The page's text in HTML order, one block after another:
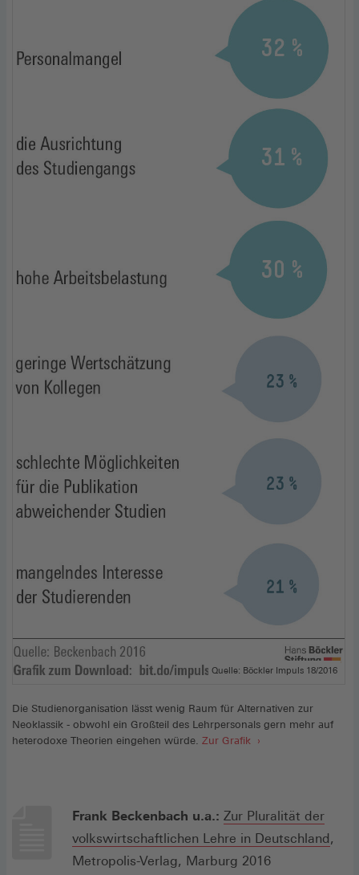
Quelle: Böckler Impuls 18/2016
Die Studienorganisation lässt wenig Raum für Alternativen zur
Neoklassik - obwohl ein Großteil des Lehrpersonals gern mehr auf
heterodoxe Theorien eingehen würde. Zur Grafik
Frank Beckenbach u.a.: Zur Pluralität der
volkswirtschaftlichen Lehre in Deutschland,
Metropolis-Verlag, Marburg 2016